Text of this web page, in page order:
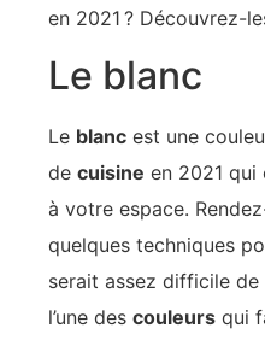
en 2021 ? Découvrez-
Le blanc
Le blanc est une
de cuisine en 2021 qui
à votre espace.
quelques techniques
serait assez difficile de
l’une des couleurs qui